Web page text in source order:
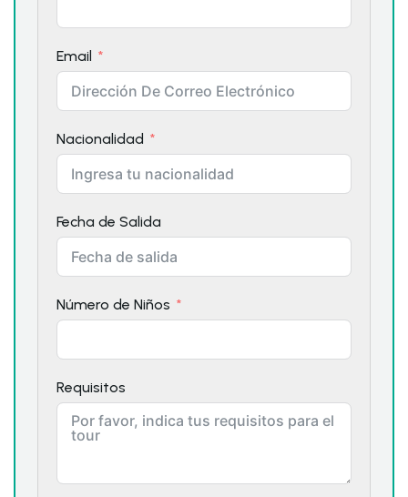
Email
Nacionalidad
Fecha de Salida
Número de Niños
Requisitos